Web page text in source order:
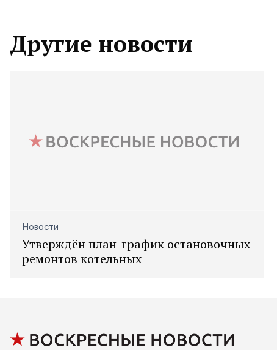
Другие новости
Новости
Утверждён план-график остановочных
ремонтов котельных